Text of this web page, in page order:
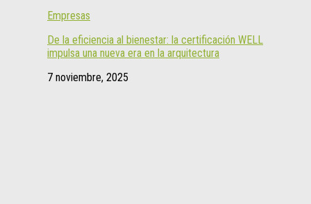
Empresas
De la eficiencia al bienestar: la certificación WELL
impulsa una nueva era en la arquitectura
7 noviembre, 2025